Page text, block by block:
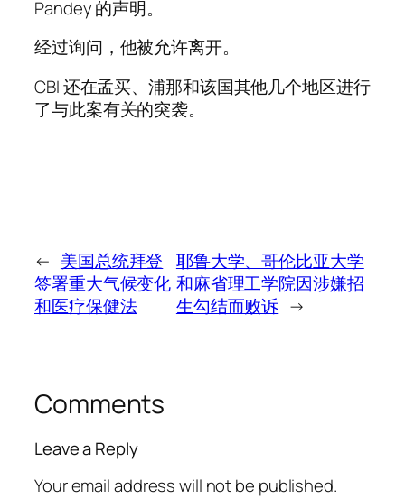
Pandey 的声明。
经过询问，他被允许离开。
CBI 还在孟买、浦那和该国其他几个地区进行
了与此案有关的突袭。
← 美国总统拜登
签署重大气候变化
和医疗保健法
耶鲁大学、哥伦比亚大学
和麻省理工学院因涉嫌招
生勾结而败诉 →
Comments
Leave a Reply
Your email address will not be published.